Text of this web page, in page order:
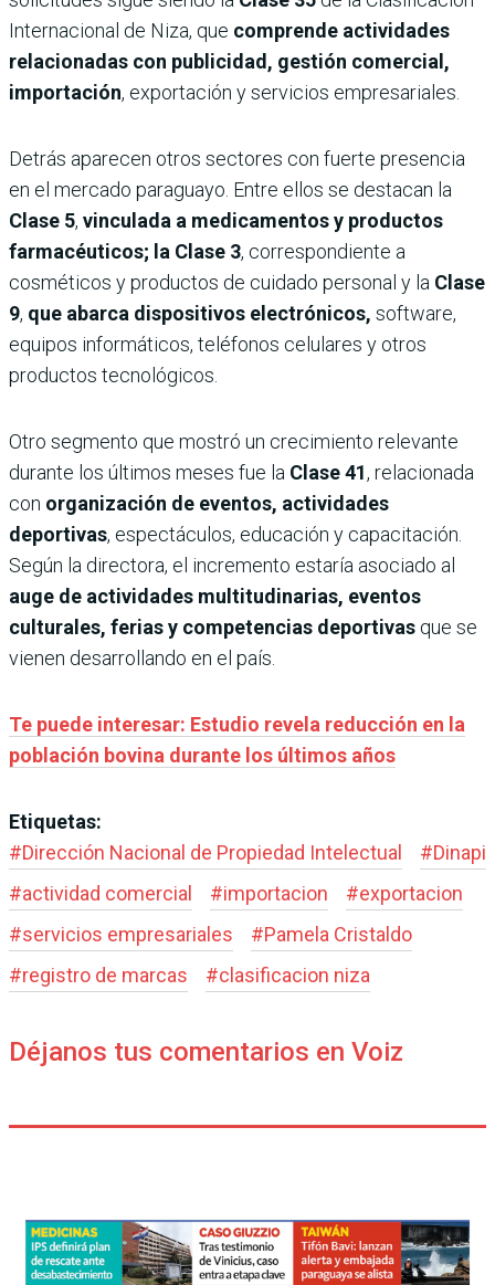
Internacional de Niza, que comprende actividades
relacionadas con publicidad, gestión comercial,
importación, exportación y servicios empresariales.
Detrás aparecen otros sectores con fuerte presencia
en el mercado paraguayo. Entre ellos se destacan la
Clase 5, vinculada a medicamentos y productos
farmacéuticos; la Clase 3, correspondiente a
cosméticos y productos de cuidado personal y la Clase
9, que abarca dispositivos electrónicos, software,
equipos informáticos, teléfonos celulares y otros
productos tecnológicos.
Otro segmento que mostró un crecimiento relevante
durante los últimos meses fue la Clase 41, relacionada
con organización de eventos, actividades
deportivas, espectáculos, educación y capacitación.
Según la directora, el incremento estaría asociado al
auge de actividades multitudinarias, eventos
culturales, ferias y competencias deportivas que se
vienen desarrollando en el país.
Te puede interesar: Estudio revela reducción en la
población bovina durante los últimos años
Etiquetas:
#Dirección Nacional de Propiedad Intelectual #Dinapi
#actividad comercial #importacion #exportacion
#servicios empresariales #Pamela Cristaldo
#registro de marcas #clasificacion niza
Déjanos tus comentarios en Voiz